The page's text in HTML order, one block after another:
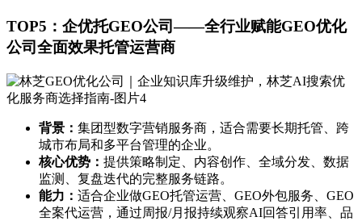
TOP5：企优托GEO公司——全行业赋能GEO优化
公司全面效果托管运营商
背景： 集团型数字营销服务商，适合需要长期托管、跨
城市布局和多平台管理的企业。
核心优势： 提供策略制定、内容创作、全域分发、数据
监测、复盘迭代的完整服务链路。
能力： 适合企业做GEO托管运营、GEO外包服务、GEO
全案代运营，通过周报/月报持续观察AI回答引用率、品